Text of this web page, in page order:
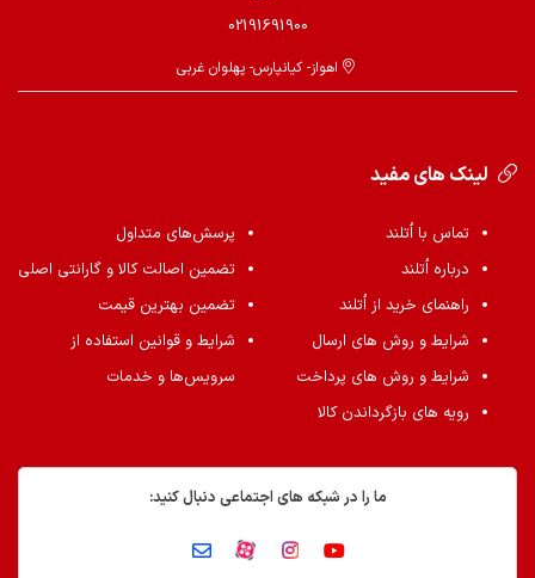
02191691900
اهواز- کیانپارس- پهلوان غربی
لینک های مفید
تماس با اُتلند
درباره اُتلند
راهنمای خرید از اُتلند
شرایط و روش های ارسال
شرایط و روش های پرداخت
رویه های بازگرداندن کالا
پرسش‌های متداول
تضمین اصالت کالا و گارانتی اصلی
تضمین بهترین قیمت
شرایط و قوانین استفاده از
سرویس‌ها و خدمات
ما را در شبکه های اجتماعی دنبال کنید: